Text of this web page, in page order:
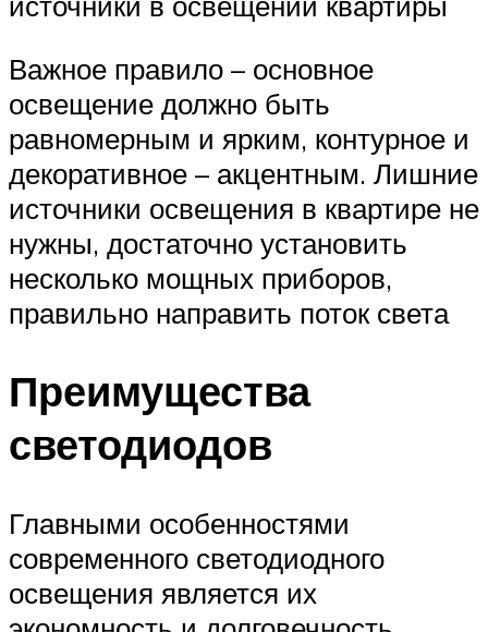
Важное правило – основное
освещение должно быть
равномерным и ярким, контурное и
декоративное – акцентным. Лишние
источники освещения в квартире не
нужны, достаточно установить
несколько мощных приборов,
правильно направить поток света
Преимущества
светодиодов
Главными особенностями
современного светодиодного
освещения является их